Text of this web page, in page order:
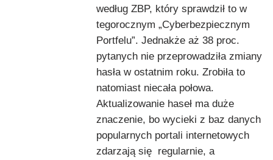
według ZBP, który sprawdził to w
tegorocznym „Cyberbezpiecznym
Portfelu”. Jednakże aż 38 proc.
pytanych nie przeprowadziła zmiany
hasła w ostatnim roku. Zrobiła to
natomiast niecała połowa.
Aktualizowanie haseł ma duże
znaczenie, bo wycieki z baz danych
popularnych portali internetowych
zdarzają się regularnie, a